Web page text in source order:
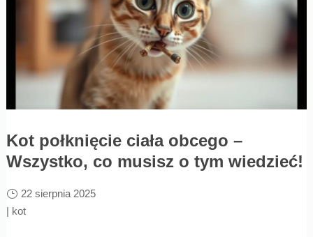
Kot połknięcie ciała obcego –
Wszystko, co musisz o tym wiedzieć!
22 sierpnia 2025
| kot